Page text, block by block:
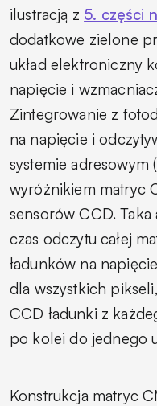
ilustracją z 5. części
dodatkowe zielone
układ elektroniczny
napięcie i
Zintegrowanie z
na napięcie i
systemie adresowym
wyróżnikiem matryc
sensorów CCD.
czas odczytu całej
ładunków na
dla wszystkich
CCD ładunki z
po kolei do jednego
Konstrukcja matryc